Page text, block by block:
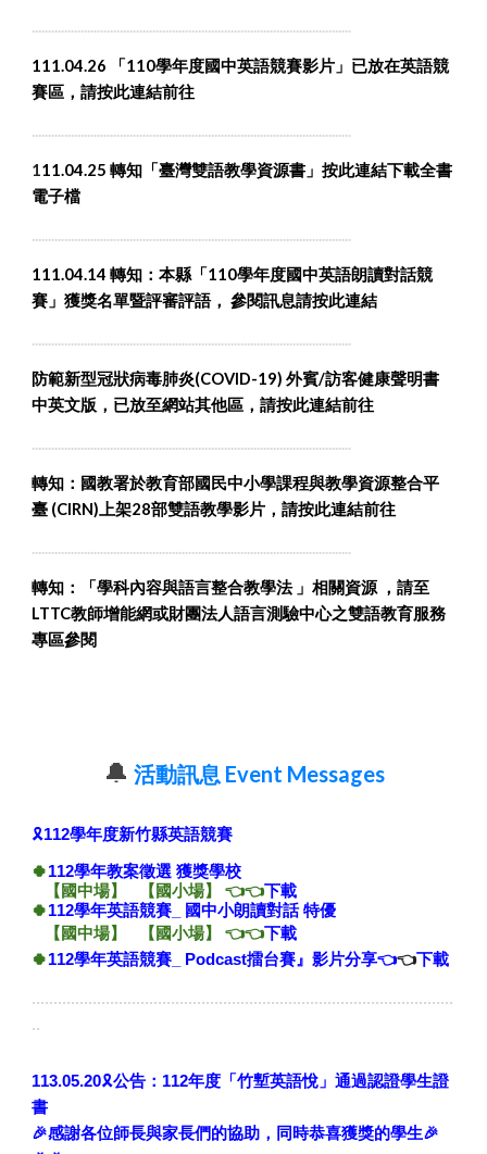
..................................................................................................
111.04.26 「110學年度國中英語競賽影片」已放在英語競
賽區，請按此連結前往
..................................................................................................
111.04.25 轉知「臺灣雙語教學資源書」按此連結下載全書
電子檔
..................................................................................................
111.04.14 轉知：本縣「110學年度國中英語朗讀對話競
賽」獲獎名單暨評審評語， 參閱訊息請按此連結
..................................................................................................
防範新型冠狀病毒肺炎(COVID-19) 外賓/訪客健康聲明書
中英文版 ， 已放至網站其他區，請按此連結前往
..................................................................................................
轉知：國教署於教育部國民中小學課程與教學資源整合平
臺 (CIRN)上架28部雙語教學影片 ，請按此連結前往
..................................................................................................
轉知：「學科內容與語言整合教學法 」相關資源 ，請至
LTTC教師增能網或財團法人語言測驗中心之雙語教育服務
專區參閱
🔔 活動訊息 Event Messages
🎗️112學年度新竹縣英語競賽
🍀112學年教案徵選 獲獎學校
【 國中場】 【 國小場】 👈👈下載
🍀112學年英語競賽_ 國中小朗讀對話 特優
【 國中場】 【 國小場】 👈👈下載
🍀112學年英語競賽_ Podcast擂台賽』影片分享👈👈下載
.................................................................................................
..
113.05.20🎗️公告：112年度「竹塹英語悅」通過認證學生證
書
🎉感謝各位師長與家長們的協助，同時恭喜獲獎的學生🎉